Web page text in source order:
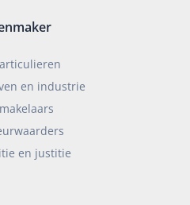
en industrie
en justitie